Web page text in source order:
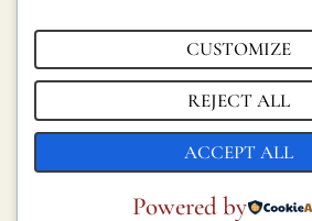
Catalogo para
distribuidores
Sostenibilidad
CUSTOMIZE
REJECT ALL
ACCEPT ALL
Powered by